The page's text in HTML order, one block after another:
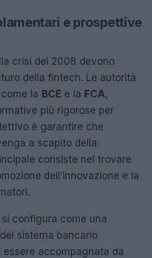
e prospettive
crisi del 2008 devono
della fintech. Le autorità
la BCE e la FCA,
più rigorose per
è garantire che
a scapito della
consiste nel trovare
dell’innovazione e la
si configura come una
sistema bancario
accompagnata da